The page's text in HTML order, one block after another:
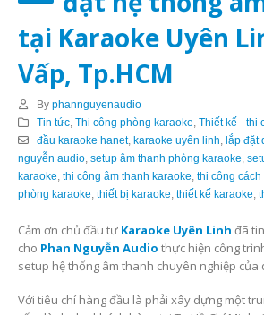
tại Karaoke Uyên
Vấp, Tp.HCM
By phannguyenaudio
Tin tức, Thi công phòng karaoke Thiết kế - thi
đầu karaoke hanet, karaoke uyên linh lắp đặt
nguyễn audio setup âm thanh phòng karaoke
karaoke thi công âm thanh karaoke thi công cách
phòng karaoke thiết bị karaoke thiết kế karaoke
Cảm ơn chủ đầu tư Karaoke Uyên Linh đã
cho Phan Nguyễn Audio thực hiện công
setup hệ thống âm thanh chuyên nghiệp của
Với tiêu chí hàng đầu là phải xây dựng một